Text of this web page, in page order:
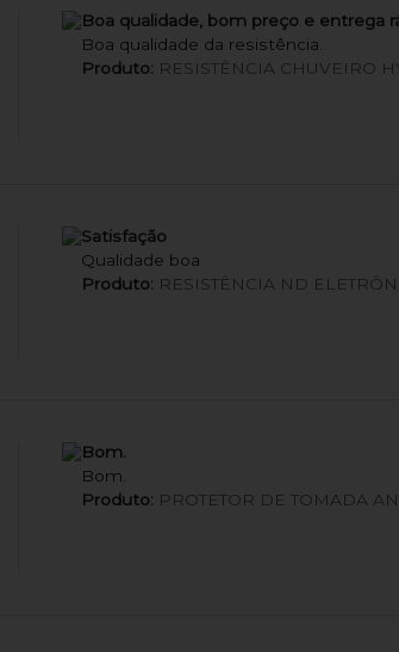
Boa qualidade, bom preço e entrega
Boa qualidade da resistência.
Produto: RESISTÊNCIA CHUVEIRO
Satisfação
Qualidade boa
Produto: RESISTÊNCIA ND
Bom.
Bom.
Produto: PROTETOR DE TOMADA